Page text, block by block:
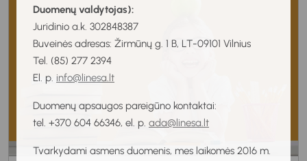
Duomenų valdytojas):
Juridinio a.k. 302848387
Buveinės adresas: Žirmūnų g. 1 B, LT-09101 Vilnius
Tel. (85) 277 2394
El. p. info@linesa.lt
Duomenų apsaugos pareigūno kontaktai:
tel. +370 604 66346, el. p. ada@linesa.lt
Tvarkydami asmens duomenis, mes laikomės 2016 m.